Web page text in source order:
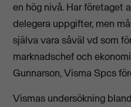
en hög nivå. Har företaget
delegera uppgifter, men
själva vara såväl vd som
marknadschef och
Gunnarson, Visma Spcs
Vismas undersökning